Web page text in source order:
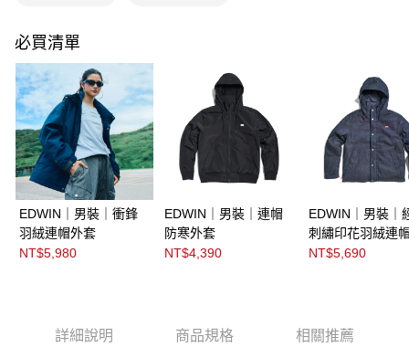
必買清單
EDWIN｜男裝｜衝鋒
羽絨連帽外套
NT$5,980
EDWIN｜男裝｜連帽
防寒外套
NT$4,390
EDWIN｜男裝｜
刺繡印花羽絨連
NT$5,690
詳細說明 商品規格 相關推薦